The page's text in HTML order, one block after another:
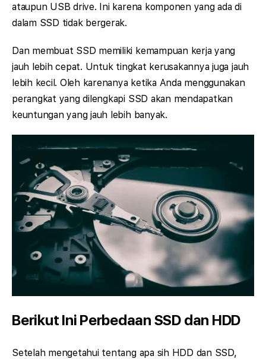
ataupun USB drive. Ini karena komponen yang ada di
dalam SSD tidak bergerak.
Dan membuat SSD memiliki kemampuan kerja yang
jauh lebih cepat. Untuk tingkat kerusakannya juga jauh
lebih kecil. Oleh karenanya ketika Anda menggunakan
perangkat yang dilengkapi SSD akan mendapatkan
keuntungan yang jauh lebih banyak.
Berikut Ini Perbedaan SSD dan HDD
Setelah mengetahui tentang apa sih HDD dan SSD,